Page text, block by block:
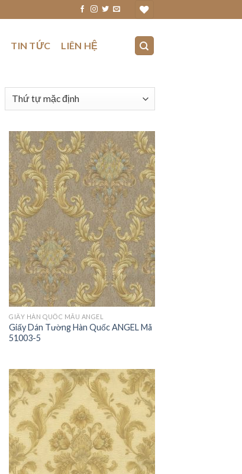
TIN TỨC LIÊN HỆ
GIẤY HÀN QUỐC MẪU ANGEL
Giấy Dán Tường Hàn Quốc ANGEL Mã
51003-5